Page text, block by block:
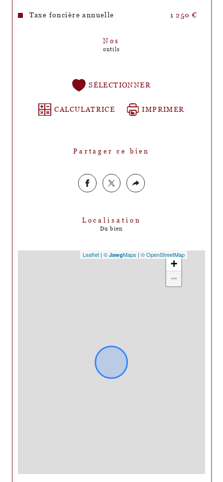
Taxe foncière annuelle 1 250 €
Nos
outils
SÉLECTIONNER
CALCULATRICE IMPRIMER
Partager ce bien
Localisation
Du bien
+
−
Leaflet | © JawgMaps | © OpenStreetMap